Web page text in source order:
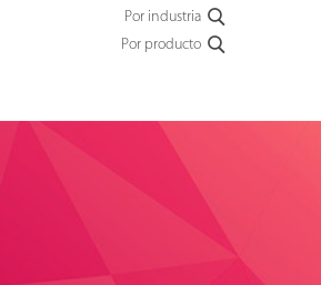
Por industria
Por producto